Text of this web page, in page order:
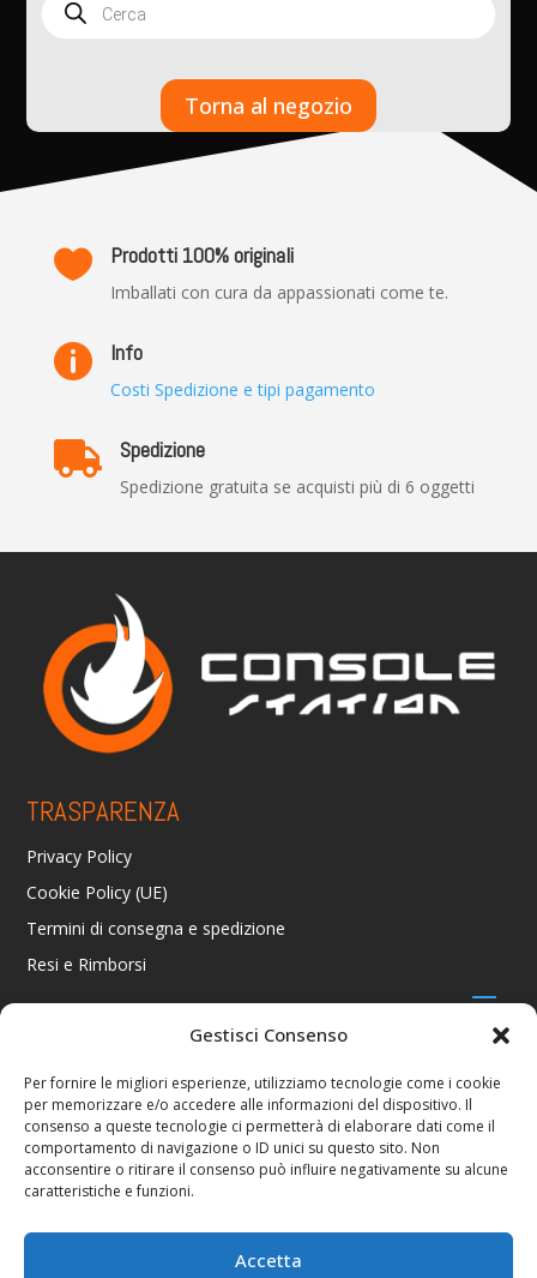
Gestisci Consenso
Per fornire le migliori esperienze, utilizziamo tecnologie come i cookie
per memorizzare e/o accedere alle informazioni del dispositivo. Il
consenso a queste tecnologie ci permetterà di elaborare dati come il
comportamento di navigazione o ID unici su questo sito. Non
acconsentire o ritirare il consenso può influire negativamente su alcune
caratteristiche e funzioni.
Accetta
search
Torna al negozio
 Prodotti 100% originali
Imballati con cura da appassionati come te.
 Info
Costi Spedizione e tipi pagamento
 Spedizione
Spedizione gratuita se acquisti più di 6 oggetti
TRASPARENZA
Privacy Policy
Cookie Policy (UE)
Termini di consegna e spedizione
Resi e Rimborsi
CONTATTI
Via R. Giuliani 70/c Rosso, 50141 Firenze FI
+39 055 4289002 / +39 392 2343100
info@consolestation.it
P.Iva 04990180483